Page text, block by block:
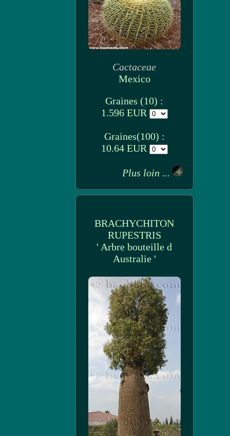
Cactaceae
Mexico
Graines (10) :
1.596 EUR
Graines(100) :
10.64 EUR
Plus loin ...
BRACHYCHITON
RUPESTRIS
' Arbre bouteille d
Australie '